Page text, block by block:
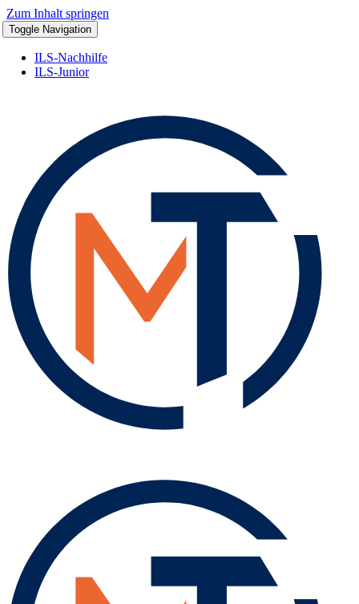
Zum Inhalt springen
Toggle Navigation
ILS-Nachhilfe
ILS-Junior